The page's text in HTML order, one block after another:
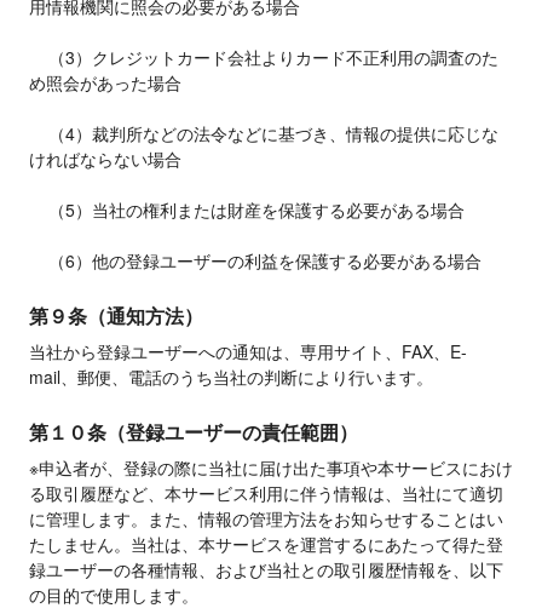
用情報機関に照会の必要がある場合
め照会があった場合
ければならない場合
    （6）他の登録ユーザーの利益を保護する必要がある場合
第９条（通知方法）
当社から登録ユーザーへの通知は、専用サイト、FAX、E-
mail、郵便、電話のうち当社の判断により行います。
第１０条（登録ユーザーの責任範囲）
※申込者が、登録の際に当社に届け出た事項や本サービスにおけ
る取引履歴など、本サービス利用に伴う情報は、当社にて適切
に管理します。また、情報の管理方法をお知らせすることはい
たしません。当社は、本サービスを運営するにあたって得た登
録ユーザーの各種情報、および当社との取引履歴情報を、以下
の目的で使用します。